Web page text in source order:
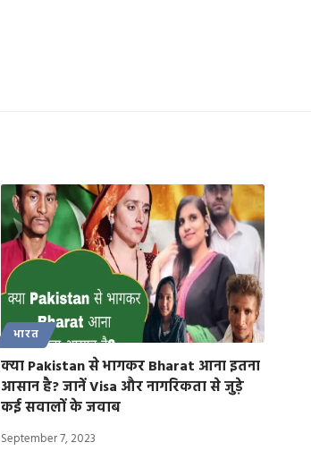
भारत
क्या Pakistan से भागकर Bharat आना इतना
आसान है? जानें Visa और नागरिकता से जुड़े
कई सवालों के जवाब
September 7, 2023